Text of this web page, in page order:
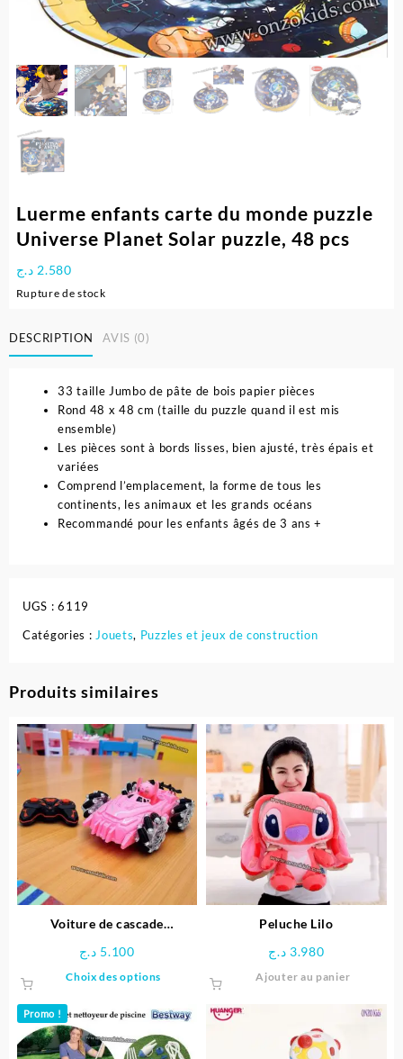
Luerme enfants carte du monde puzzle
Universe Planet Solar puzzle, 48 pcs
2.580 د.ج
Rupture de stock
DESCRIPTION AVIS (0)
33 taille Jumbo de pâte de bois papier pièces
Rond 48 x 48 cm (taille du puzzle quand il est mis
ensemble)
Les pièces sont à bords lisses, bien ajusté, très épais et
variées
Comprend l’emplacement, la forme de tous les
continents, les animaux et les grands océans
Recommandé pour les enfants âgés de 3 ans +
UGS :6119
Catégories : Jouets, Puzzles et jeux de construction
Produits similaires
Voiture de cascade
5.100 د.ج
Choix des options
a
variations.
Peluche Lilo
3.980 د.ج
Ajouter au panier
Promo !